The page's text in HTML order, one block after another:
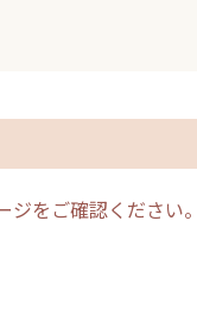
ジをご確認ください